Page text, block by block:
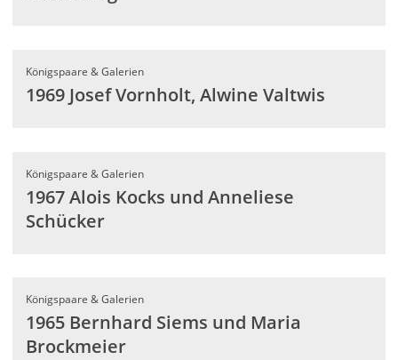
Königspaare & Galerien
1969 Josef Vornholt, Alwine Valtwis
Königspaare & Galerien
1967 Alois Kocks und Anneliese
Schücker
Königspaare & Galerien
1965 Bernhard Siems und Maria
Brockmeier